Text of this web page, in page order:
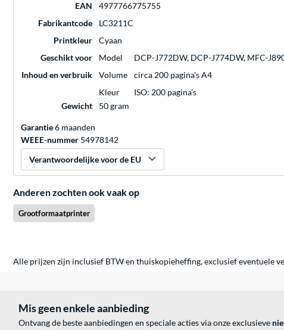
EAN
4977766775755
Fabrikantcode
LC3211C
Printkleur
Cyaan
Geschikt voor
Model
DCP-J772DW, DCP-J774DW, MFC-
Inhoud en verbruik
Volume
circa 200 pagina's A4
Kleur
ISO: 200 pagina's
Gewicht
50 gram
Garantie6 maanden
WEEE-nummer 54978142
Verantwoordelijke voor de EU
Anderen zochten ook vaak op
Grootformaatprinter
Alle prijzen zijn inclusief BTW en thuiskopieheffing, exclusief eventuele
Mis geen enkele aanbieding
Ontvang de beste aanbiedingen en speciale acties via onze exclusieve